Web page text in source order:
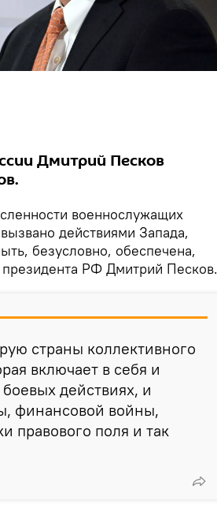
Дмитрий Песков
военнослужащих
действиями Запада,
безусловно, обеспечена,
РФ Дмитрий Песков.
страны коллективного
включает в себя и
действиях, и
финансовой войны,
правового поля и так